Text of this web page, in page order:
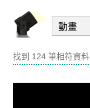
找到 124 筆相符資料